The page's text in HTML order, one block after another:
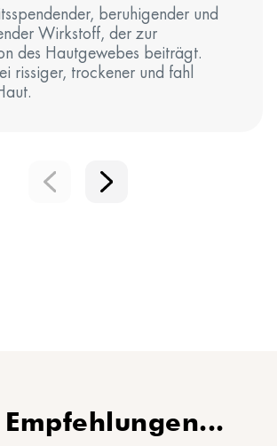
beruhigender und
Wirkstoff, der zur
des Hautgewebes beiträgt.
rissiger, trockener und fahl